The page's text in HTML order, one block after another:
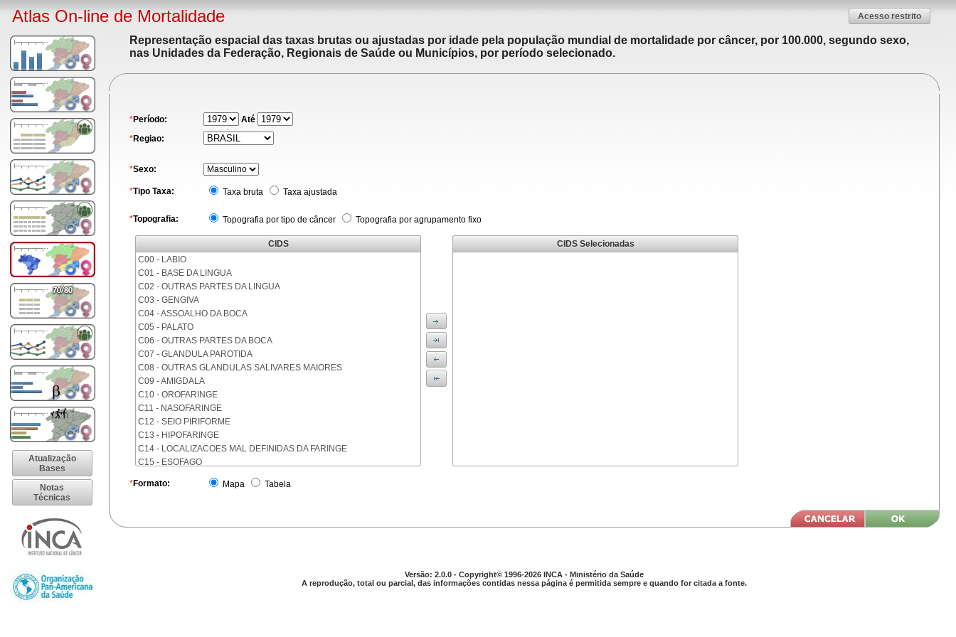
Atlas On-line de Mortalidade Acesso restrito
Atualização
Bases
Notas
Técnicas
Representação espacial das taxas brutas ou ajustadas por idade pela população mundial de mortalidade por câncer, por 100.000, segundo sexo,
nas Unidades da Federação, Regionais de Saúde ou Municípios, por período selecionado.
*Período:
Até
*Regiao:
*Sexo:
*Tipo Taxa: Taxa bruta Taxa ajustada
*Topografia: Topografia por tipo de câncer Topografia por agrupamento fixo
CIDS
C00 - LABIO
C01 - BASE DA LINGUA
C02 - OUTRAS PARTES DA LINGUA
C03 - GENGIVA
C04 - ASSOALHO DA BOCA
C05 - PALATO
C06 - OUTRAS PARTES DA BOCA
C07 - GLANDULA PAROTIDA
C08 - OUTRAS GLANDULAS SALIVARES MAIORES
C09 - AMIGDALA
C10 - OROFARINGE
C11 - NASOFARINGE
C12 - SEIO PIRIFORME
C13 - HIPOFARINGE
C14 - LOCALIZACOES MAL DEFINIDAS DA FARINGE
C15 - ESOFAGO
C17 - INTESTINO DELGADO
C20 - RETO
C24 - OUTRAS PARTES DAS VIAS BILIARES
CIDS Selecionadas
*Formato: Mapa Tabela
Versão: 2.0.0 - Copyright© 1996-2026 INCA - Ministério da Saúde
A reprodução, total ou parcial, das informações contidas nessa página é permitida sempre e quando for citada a fonte.